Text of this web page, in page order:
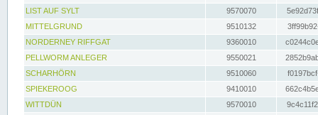
LIST AUF SYLT
9570070
MITTELGRUND
9510132
NORDERNEY RIFFGAT
9360010
PELLWORM ANLEGER
9550021
SCHARHÖRN
9510060
SPIEKEROOG
9410010
WITTDÜN
9570010